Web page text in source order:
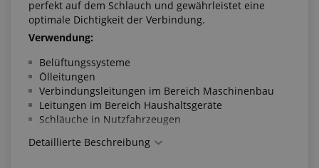
perfekt auf dem Schlauch und gewährleistet eine
optimale Dichtigkeit der Verbindung.
Verwendung:
Belüftungssysteme
Ölleitungen
Verbindungsleitungen im Bereich Maschinenbau
Leitungen im Bereich Haushaltsgeräte
Schläuche in Nutzfahrzeugen
Detaillierte Beschreibung